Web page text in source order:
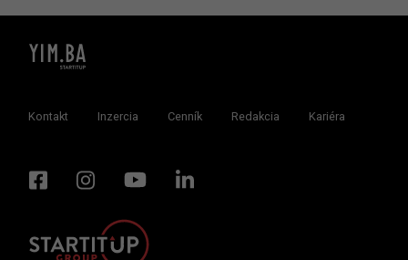
Kontakt Inzercia Cenník Redakcia Kariéra